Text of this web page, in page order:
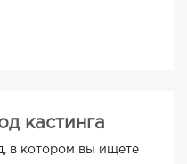
кастинга
в котором вы ищете